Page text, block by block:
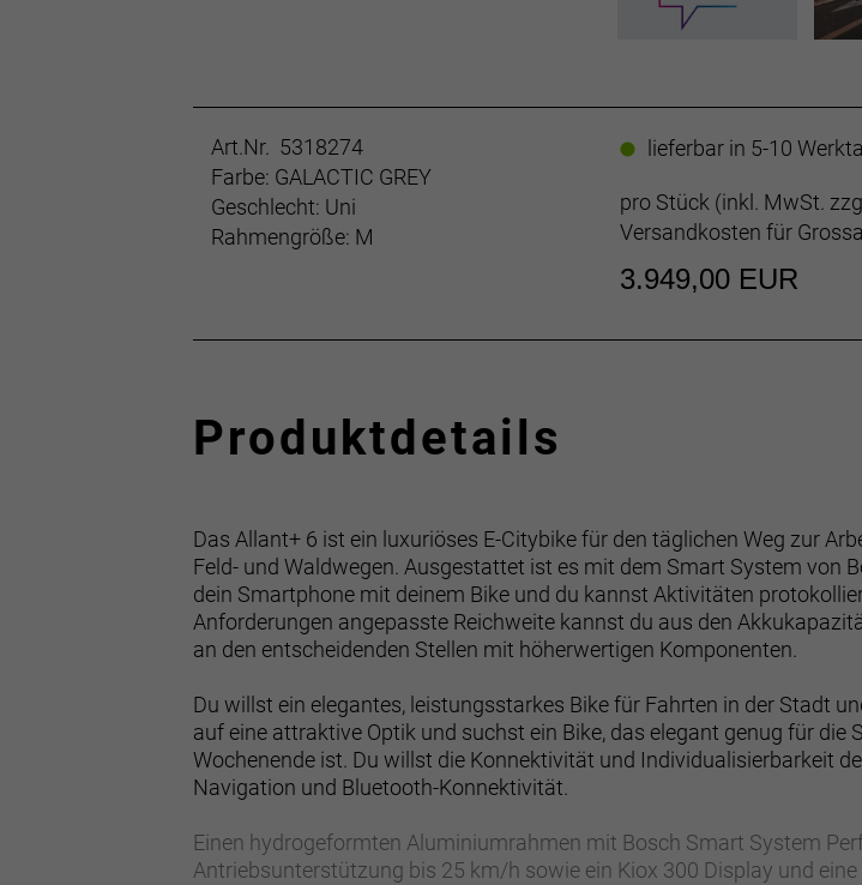
Art.Nr. 5318274
Farbe: GALACTIC GREY
Geschlecht: Uni
Rahmengröße: M
lieferbar in 5-10
pro Stück (inkl. MwSt.
Versandkosten für
3.949,00 EUR
Produktdetails
Das Allant+ 6 ist ein luxuriöses E-Citybike für den täglichen Weg zur
Feld- und Waldwegen. Ausgestattet ist es mit dem Smart System von
dein Smartphone mit deinem Bike und du kannst Aktivitäten
Anforderungen angepasste Reichweite kannst du aus den
an den entscheidenden Stellen mit höherwertigen Komponenten.
Du willst ein elegantes, leistungsstarkes Bike für Fahrten in der Stadt
auf eine attraktive Optik und suchst ein Bike, das elegant genug für
Wochenende ist. Du willst die Konnektivität und Individualisierbarkeit
Navigation und Bluetooth-Konnektivität.
Einen hydrogeformten Aluminiumrahmen mit Bosch Smart System
Antriebsunterstützung bis 25 km/h sowie ein Kiox 300 Display und